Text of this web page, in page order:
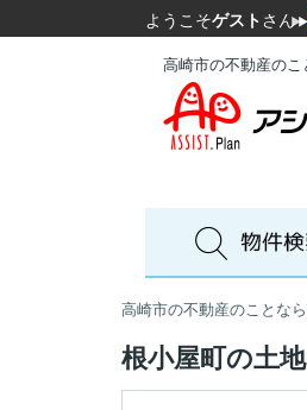
ようこそゲスト さん
高崎市の不動産の
高崎市の不動産のことな
根小屋町の土